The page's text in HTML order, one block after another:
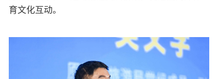
育文化互动。